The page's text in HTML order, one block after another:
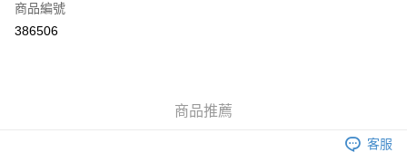
Apple Pay
商品編號
386506
商品推薦
客服